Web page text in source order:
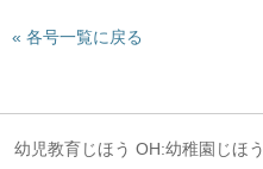
各号一覧に戻る
幼児教育じほう OH:幼稚園じほう